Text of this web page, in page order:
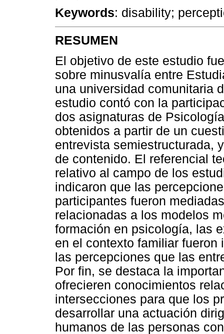
Keywords: disability;
RESUMEN
El objetivo de este estudio
sobre minusvalía entre
una universidad comunitaria
estudio contó con la
dos asignaturas de
obtenidos a partir de un
entrevista semiestructurada,
de contenido. El referencial
relativo al campo de los
indicaron que las
participantes fueron
relacionadas a los modelos
formación en psicología, las
en el contexto familiar
las percepciones que las
Por fin, se destaca la
ofrecieren conocimientos
intersecciones para que los
desarrollar una actuación
humanos de las personas